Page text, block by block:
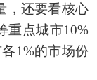
，还要看核心
重点城市10%
1%的市场份